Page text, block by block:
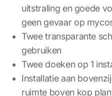
uitstraling en goede
geen gevaar op
Twee transparante
gebruiken
Twee doeken op 1
Installatie aan
ruimte boven kop